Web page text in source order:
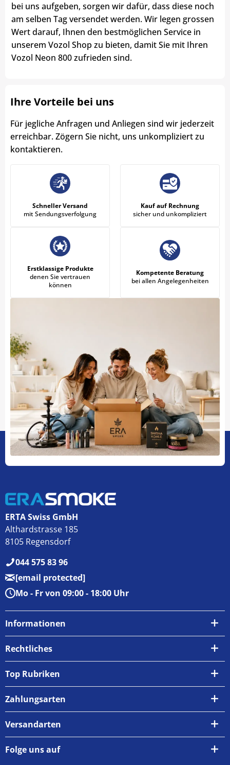
bei uns aufgeben, sorgen wir dafür, dass diese noch
am selben Tag versendet werden. Wir legen grossen
Wert darauf, Ihnen den bestmöglichen Service in
unserem Vozol Shop zu bieten, damit Sie mit Ihren
Vozol Neon 800 zufrieden sind.
Ihre Vorteile bei uns
Für jegliche Anfragen und Anliegen sind wir jederzeit
erreichbar. Zögern Sie nicht, uns unkompliziert zu
kontaktieren.
Schneller Versand
mit Sendungsverfolgung
Kauf auf Rechnung
sicher und unkompliziert
Erstklassige Produkte
denen Sie vertrauen
können
Kompetente Beratung
bei allen Angelegenheiten
ERTA Swiss GmbH
Althardstrasse 185
8105 Regensdorf
044 575 83 96
[email protected]
Mo - Fr von 09:00 - 18:00 Uhr
Informationen
Über uns
Zahlungsarten
Versand & Abholung
Newsletter
Rückgabe & Umtausch
Rechtliches
AGB
Widerrufsrecht
Top Rubriken
Zahlungsarten
Versandarten
Folge uns auf